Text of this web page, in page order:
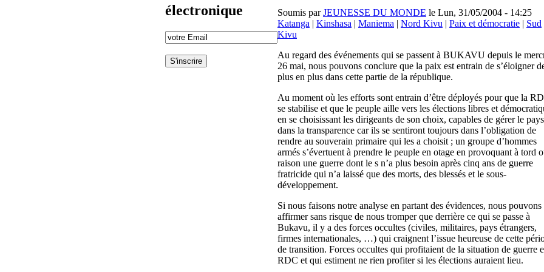
électronique
Soumis parJEUNESSE DU MONDE le Lun, 31/05/2004 - 14:25
Katanga
Kinshasa Maniema Nord Kivu Paix et démocratie
Sud
Kivu
Au regard des événements qui se passent à BUKAVU depuis le
26 mai, nous pouvons conclure que la paix est entrain de s’éloigner
plus en plus dans cette partie de la république.
Au moment où les efforts sont entrain d’être déployés pour que la
se stabilise et que le peuple aille vers les élections libres et
en se choisissant les dirigeants de son choix, capables de gérer le pays
dans la transparence car ils se sentiront toujours dans l’obligation de
rendre au souverain primaire qui les a choisit ; un groupe d’hommes
armés s’évertuent à prendre le peuple en otage en provoquant à tord
raison une guerre dont le s n’a plus besoin après cinq ans de guerre
fratricide qui n’a laissé que des morts, des blessés et le sous-
développement.
Si nous faisons notre analyse en partant des évidences, nous pouvons
affirmer sans risque de nous tromper que derrière ce qui se passe à
Bukavu, il y a des forces occultes (civiles, militaires, pays étrangers,
firmes internationales, …) qui craignent l’issue heureuse de cette
de transition. Forces occultes qui profitaient de la situation de guerre
RDC et qui estiment ne rien profiter si les élections auraient lieu.